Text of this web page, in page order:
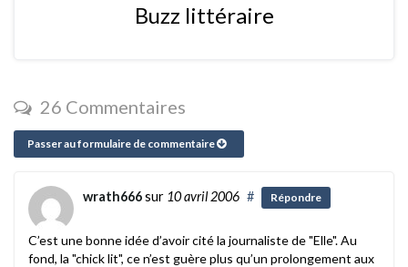
Buzz littéraire
26 Commentaires
Passer au formulaire de commentaire
wrath666sur 10 avril 2006 # Répondre
C’est une bonne idée d’avoir cité la journaliste de "Elle". Au
fond, la "chick lit", ce n’est guère plus qu’un prolongement aux